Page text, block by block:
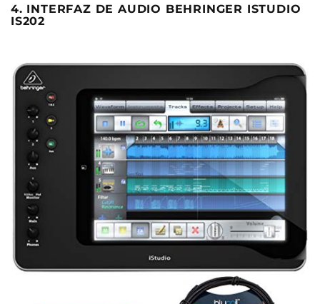
4. INTERFAZ DE AUDIO BEHRINGER ISTUDIO
IS202